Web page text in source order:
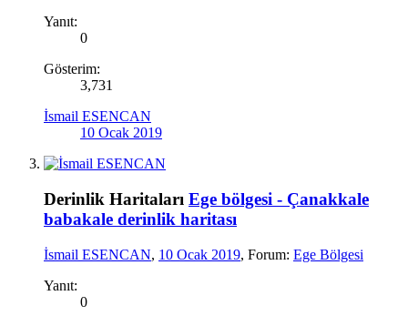
Yanıt:
0
Gösterim:
3,731
İsmail ESENCAN
10 Ocak 2019
Derinlik Haritaları Ege bölgesi - Çanakkale
babakale derinlik haritası
İsmail ESENCAN, 10 Ocak 2019, Forum: Ege Bölgesi
Yanıt:
0